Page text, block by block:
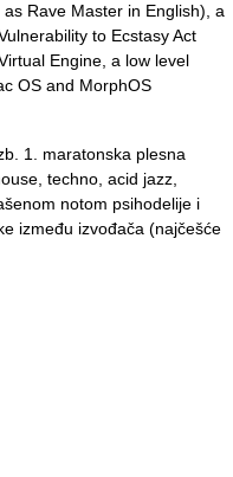
Rave Master in English), a
to Ecstasy Act
Engine, a low level
OS and MorphOS
1. maratonska plesna
techno, acid jazz,
notom psihodelije i
između izvođača (najčešće